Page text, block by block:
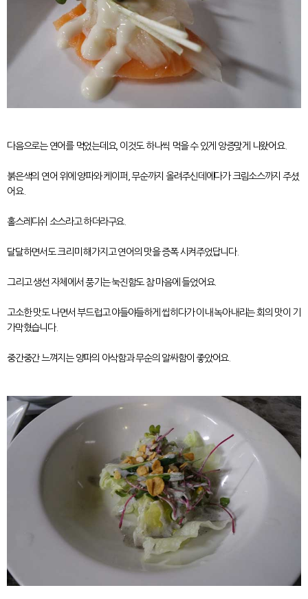
다음으로는 연어를 먹었는데요, 이것도 하나씩 먹을 수 있게 앙증맞게 나왔어요.
붉은색의 연어 위에 양파와 케이퍼, 무순까지 올려주신데에다가 크림소스까지 주셨
어요.
홀스레디쉬 소스라고 하더라구요.
달달하면서도 크리미 해가지고 연어의 맛을 증폭 시켜주었답니다.
그리고 생선 자체에서 풍기는 눅진함도 참 마음에 들었어요.
고소한 맛도 나면서 부드럽고 야들야들하게 씹히다가 이내 녹아내리는 회의 맛이 기
가막혔습니다.
중간중간 느껴지는 양파의 아삭함과 무순의 알싸함이 좋았어요.